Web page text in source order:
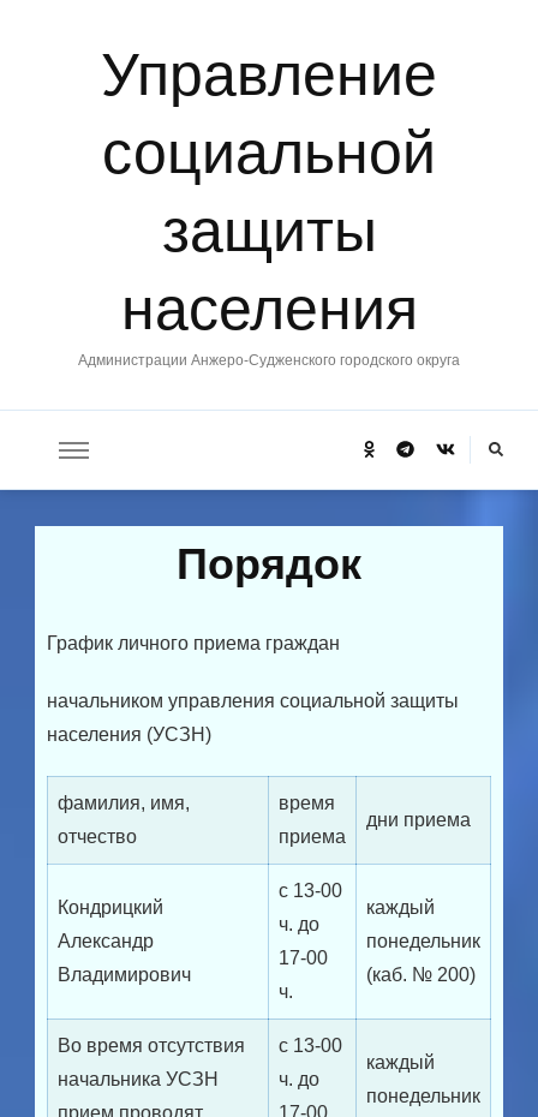
Управление
социальной
защиты
населения
Администрации Анжеро-Судженского городского округа
Порядок
График личного приема граждан
начальником управления социальной защиты
населения (УСЗН)
фамилия, имя,
отчество
время
приема
дни приема
Кондрицкий
Александр
Владимирович
с 13-00
ч. до
17-00
ч.
каждый
понедельник
(каб. № 200)
Во время отсутствия
начальника УСЗН
прием проводят
с 13-00
ч. до
17-00
каждый
понедельник